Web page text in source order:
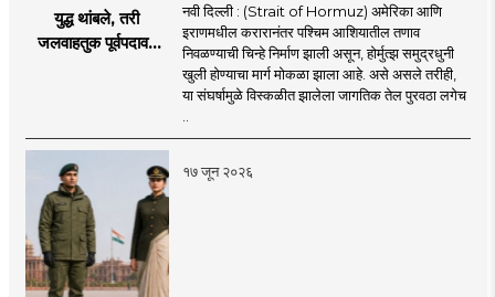
युद्ध थांबले, तरी
जलवाहतुक पूर्वपदावर
चिंता.
नवी दिल्ली : (Strait of Hormuz) अमेरिका आणि
इराणमधील करारानंतर पश्चिम आशियातील तणाव
निवळण्याची चिन्हे निर्माण झाली असून, होर्मुत्झ समुद्रधुनी
खुली होण्याचा मार्ग मोकळा झाला आहे. असे असले तरीही,
या संघर्षामुळे विस्कळीत झालेला जागतिक तेल पुरवठा लगेच
१७ जून २०२६